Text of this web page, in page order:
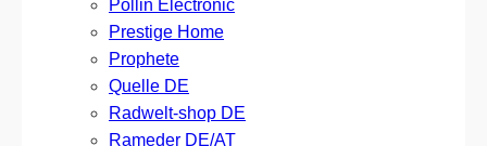
Pollin Electronic
Prestige Home
Prophete
Quelle DE
Radwelt-shop DE
Rameder DE/AT